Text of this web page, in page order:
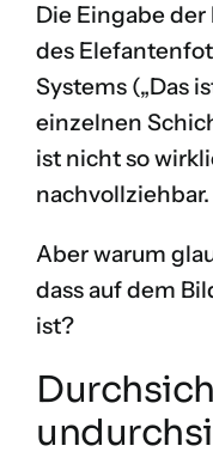
Die Eingabe der
des
Systems („Das
einzelnen
ist nicht so
nachvollziehbar.
Aber warum
dass auf dem
ist?